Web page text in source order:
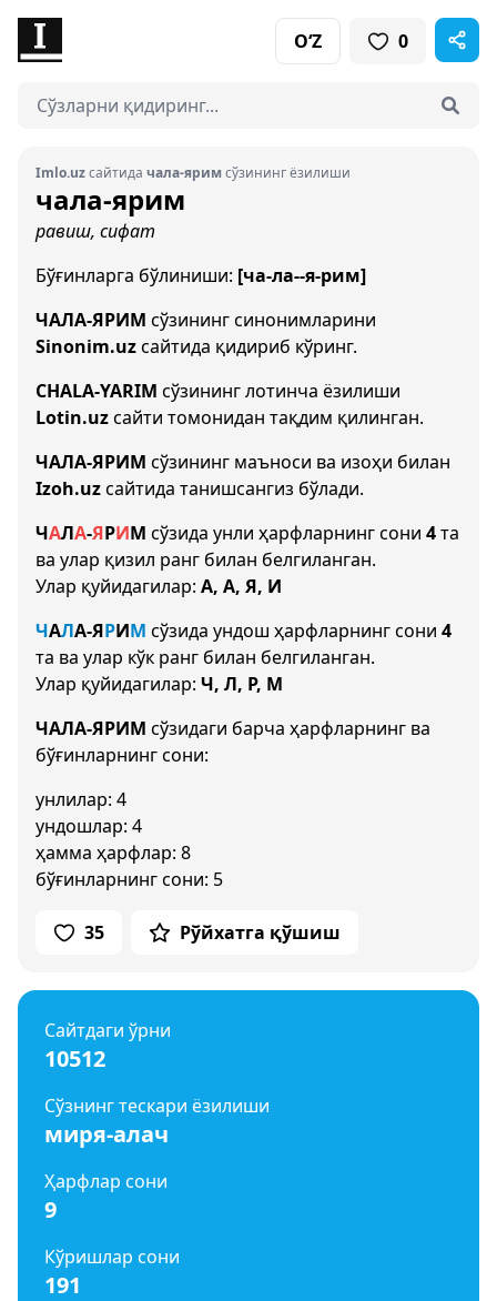
O‘Z 0
Imlo.uzсайтида чала-яримсўзининг ёзилиши
чала-ярим
равиш, сифат
Бўғинларга бўлиниши: [ча-ла--я-рим]
ЧАЛА-ЯРИМ сўзининг синонимларини
Sinonim.uzсайтида қидириб кўринг.
CHALA-YARIM сўзининг лотинча ёзилиши
Lotin.uzсайти томонидан тақдим қилинган.
ЧАЛА-ЯРИМ сўзининг маъноси ва изоҳи билан
Izoh.uzсайтида танишсангиз бўлади.
ЧАЛА-ЯРИМ сўзида унли ҳарфларнинг сони 4та
ва улар қизил ранг билан белгиланган.
Улар қуйидагилар: А, А, Я, И
ЧАЛА-ЯРИМ сўзида ундош ҳарфларнинг сони 4
та ва улар кўк ранг билан белгиланган.
Улар қуйидагилар: Ч, Л, Р, М
ЧАЛА-ЯРИМ сўзидаги барча ҳарфларнинг ва
бўғинларнинг сони:
унлилар: 4
ундошлар: 4
ҳамма ҳарфлар: 8
бўғинларнинг сони: 5
35 Рўйхатга қўшиш
Сайтдаги ўрни
10512
Сўзнинг тескари ёзилиши
миря-алач
Ҳарфлар сони
9
Кўришлар сони
191